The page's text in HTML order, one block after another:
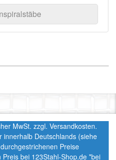
MwSt. zzgl. Versandkosten.
innerhalb Deutschlands (siehe
Preise
bei 123Stahl-Shop.de *bei